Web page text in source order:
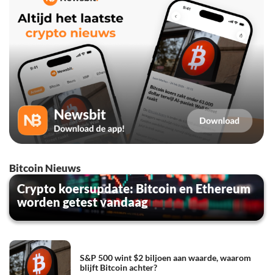
Bitcoin Nieuws
Crypto koersupdate: Bitcoin en Ethereum
worden getest vandaag
S&P 500 wint $2 biljoen aan waarde, waarom
blijft Bitcoin achter?